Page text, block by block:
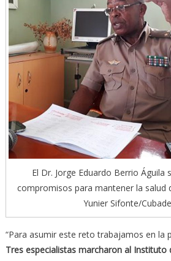
El Dr. Jorge Eduardo Berrio Águila
compromisos para mantener la salud
Yunier Sifonte/
“Para asumir este reto trabajamos en la
Tres especialistas marcharon al Instituto